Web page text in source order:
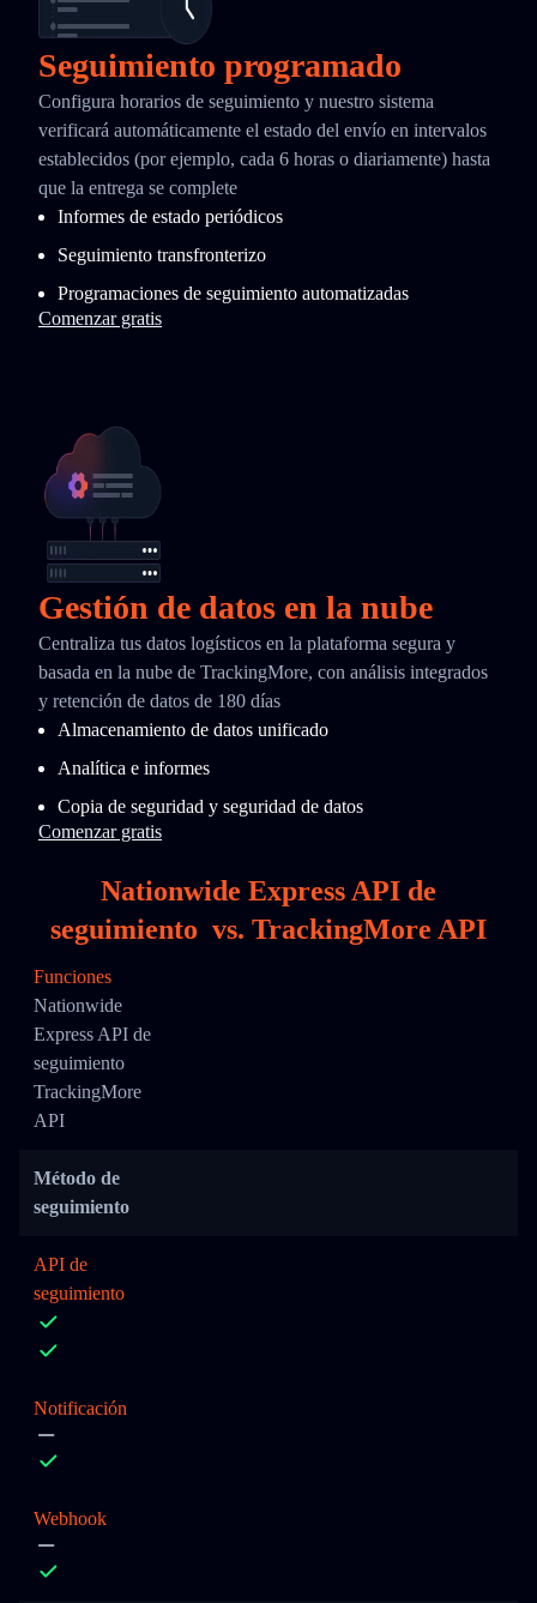
Seguimiento programado
Configura horarios de seguimiento y nuestro sistema
verificará automáticamente el estado del envío en intervalos
establecidos (por ejemplo, cada 6 horas o diariamente) hasta
que la entrega se complete
Informes de estado periódicos
Seguimiento transfronterizo
Programaciones de seguimiento automatizadas
Comenzar gratis
Gestión de datos en la nube
Centraliza tus datos logísticos en la plataforma segura y
basada en la nube de TrackingMore, con análisis integrados
y retención de datos de 180 días
Almacenamiento de datos unificado
Analítica e informes
Copia de seguridad y seguridad de datos
Comenzar gratis
Nationwide Express API de
seguimiento vs. TrackingMore API
Funciones
Nationwide
Express API de
seguimiento
TrackingMore
API
Método de
seguimiento
API de
seguimiento
Notificación
Webhook